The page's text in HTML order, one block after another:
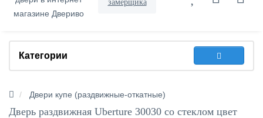
замерщика
Категории
Двери купе (раздвижные-откатные)
Дверь раздвижная Uberture 30030 со стеклом цвет